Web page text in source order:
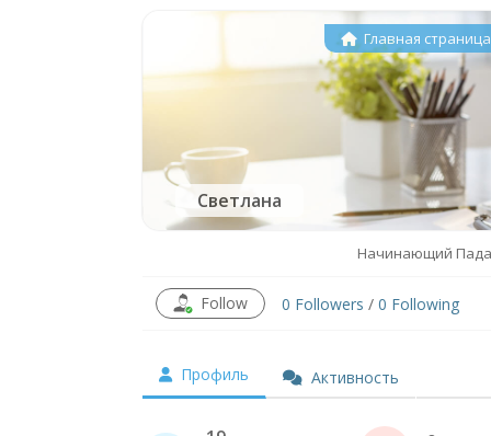
Светлана
Главная
Начинающий
Follow 0 Followers / 0 Following
Профиль Активность